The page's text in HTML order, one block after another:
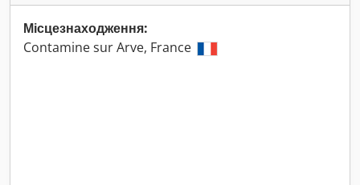
Місцезнаходження:
Contamine sur Arve, France